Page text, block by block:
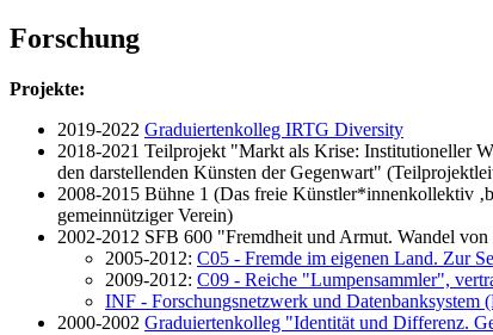
Forschung
Projekte:
2019-2022 Graduiertenkolleg IRTG Diversity
2018-2021 Teilprojekt "Markt als Krise: Institutioneller
den darstellenden Künsten der Gegenwart"
2008-2015 Bühne 1 (Das freie Künstler*innenkollektiv
gemeinnütziger Verein)
2002-2012 SFB 600 "Fremdheit und Armut. Wandel
2005-2012: C05 - Fremde im eigenen Land. Zur
2009-2012: C09 - Reiche "Lumpensammler",
INF - Forschungsnetzwerk und
2000-2002 Graduiertenkolleg "Identität und Differenz.